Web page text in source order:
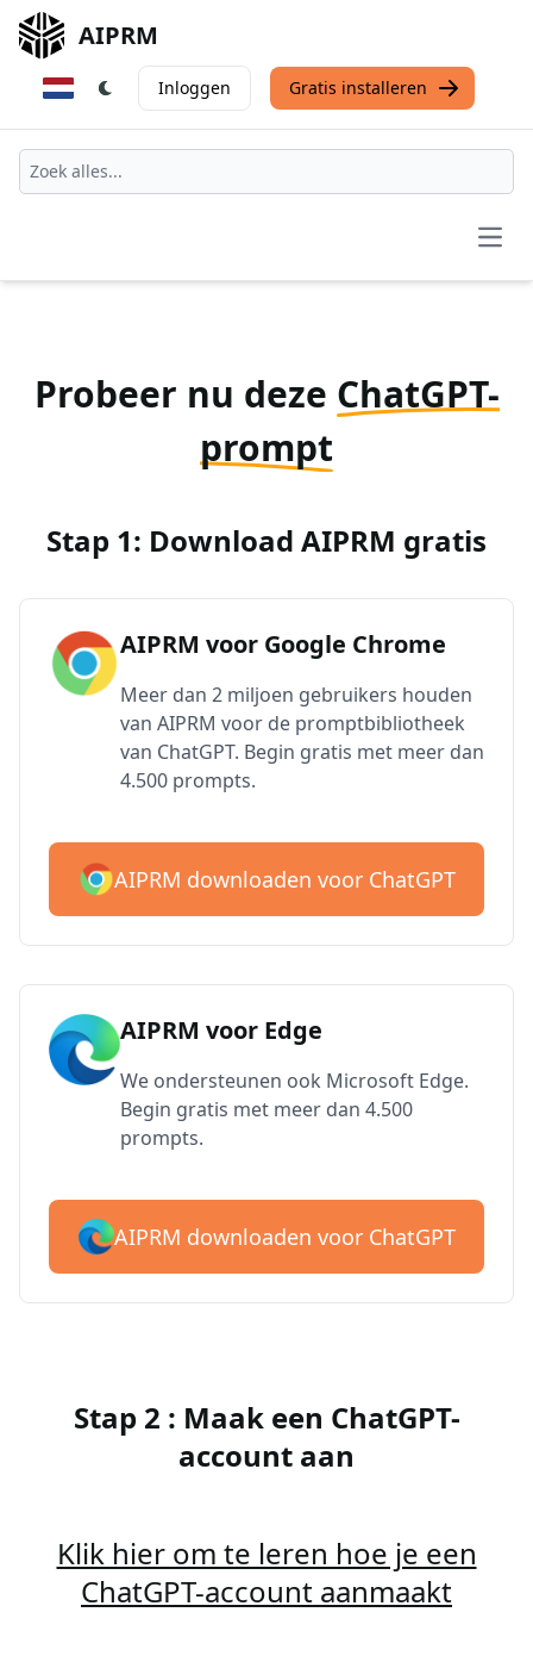
AIPRM
Inloggen Gratis installeren
Probeer nu deze ChatGPT-
prompt
Stap 1: Download AIPRM gratis
AIPRM voor Google Chrome
Meer dan 2 miljoen gebruikers houden
van AIPRM voor de promptbibliotheek
van ChatGPT. Begin gratis met meer dan
4.500 prompts.
AIPRM downloaden voor ChatGPT
AIPRM voor Edge
We ondersteunen ook Microsoft Edge.
Begin gratis met meer dan 4.500
prompts.
AIPRM downloaden voor ChatGPT
Stap 2 : Maak een ChatGPT-
account aan
Klik hier om te leren hoe je een
ChatGPT-account aanmaakt